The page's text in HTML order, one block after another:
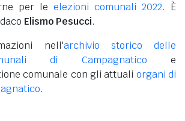
per le elezioni comunali 2022. È
Elismo Pesucci.
nell'archivio storico delle
di Campagnatico e
comunale con gli attuali organi di
.